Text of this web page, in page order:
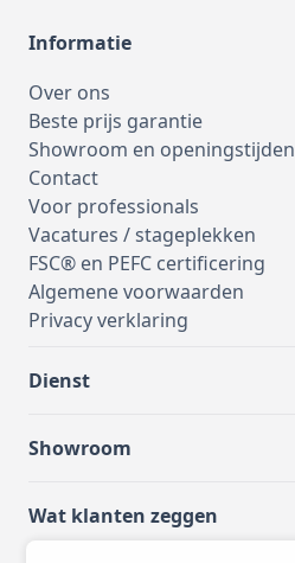
Informatie
Over ons
Beste prijs garantie
Showroom en openingstijden
Contact
Voor professionals
Vacatures / stageplekken
FSC® en PEFC certificering
Algemene voorwaarden
Privacy verklaring
Dienst
Showroom
Wat klanten zeggen